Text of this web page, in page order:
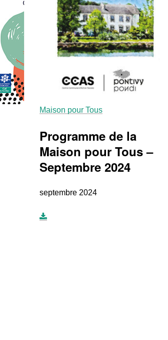
Maison pour Tous
Programme de la
Maison pour Tous –
Septembre 2024
septembre 2024